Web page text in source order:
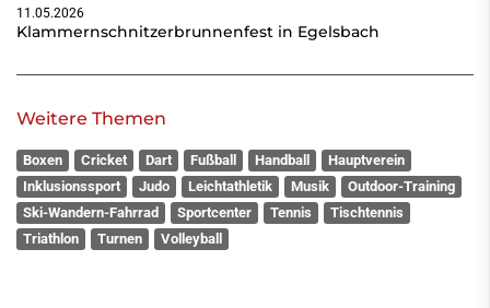
11.05.2026
Klammernschnitzerbrunnenfest in Egelsbach
Weitere Themen
Boxen Cricket Dart Fußball Handball
Hauptverein
Inklusionssport
Judo Leichtathletik Musik
Outdoor-Training
Ski-Wandern-Fahrrad
Sportcenter Tennis
Tischtennis
Triathlon
Turnen Volleyball